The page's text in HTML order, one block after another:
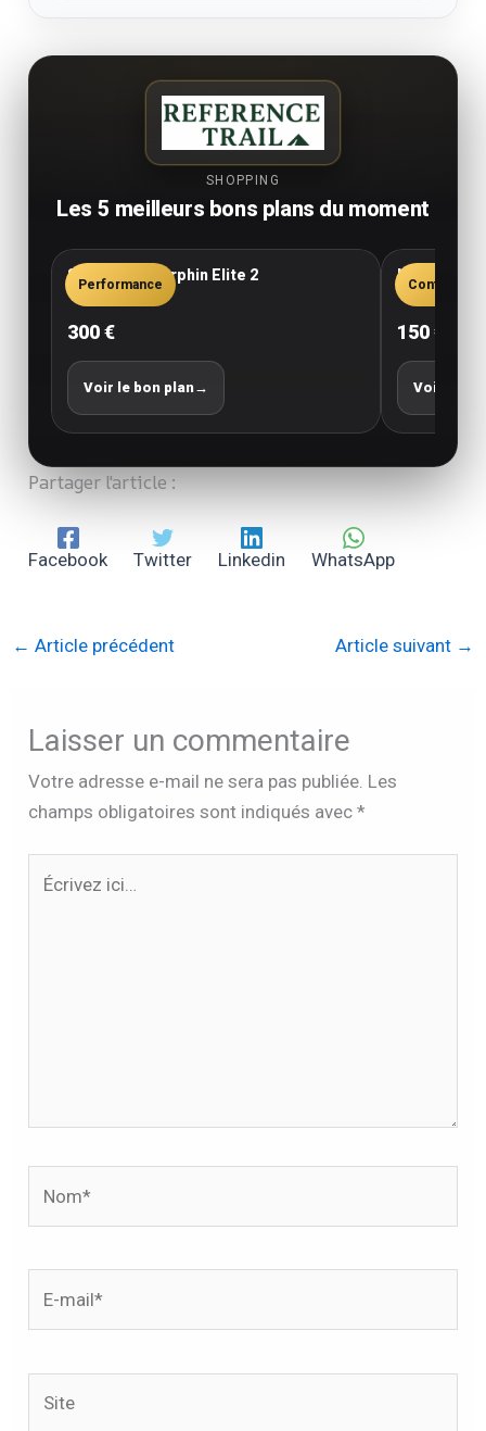
SHOPPING
Les 5 meilleurs bons plans du moment
Performance
Saucony Endorphin Elite 2
300 €
Voir le bon plan→
Confort
New
150 €
Voir le
Partager l'article :
Facebook Twitter Linkedin WhatsApp
← Article précédent Article suivant →
Laisser un commentaire
Votre adresse e-mail ne sera pas publiée. Les
champs obligatoires sont indiqués avec*